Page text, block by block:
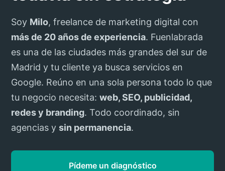
Soy Milo, freelance de marketing digital con
más de 20 años de experiencia. Fuenlabrada
es una de las ciudades más grandes del sur de
Madrid y tu cliente ya busca servicios en
Google. Reúno en una sola persona todo lo que
tu negocio necesita: web, SEO, publicidad,
redes y branding. Todo coordinado, sin
agencias y sin permanencia.
Pídeme un diagnóstico